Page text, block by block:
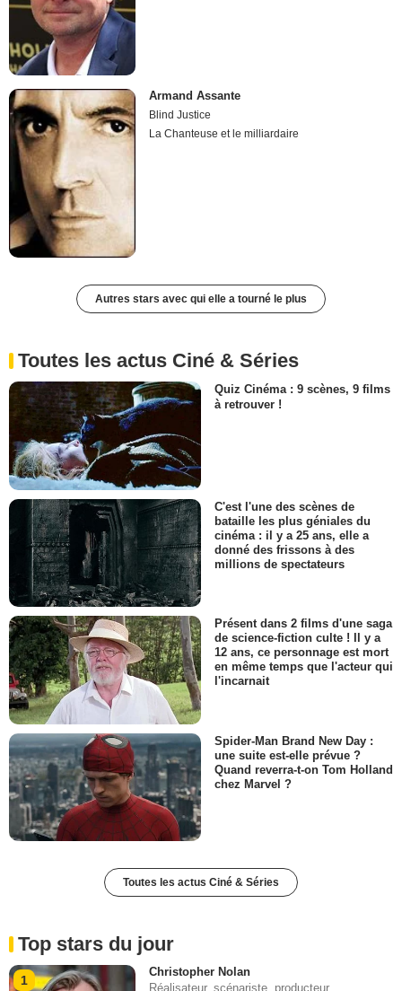
Armand Assante
Blind Justice
La Chanteuse et le milliardaire
Autres stars avec qui elle a tourné le plus
Toutes les actus Ciné & Séries
Quiz Cinéma : 9 scènes, 9 films
à retrouver !
C'est l'une des scènes de
bataille les plus géniales du
cinéma : il y a 25 ans, elle a
donné des frissons à des
millions de spectateurs
Présent dans 2 films d'une saga
de science-fiction culte ! Il y a
12 ans, ce personnage est mort
en même temps que l'acteur qui
l'incarnait
Spider-Man Brand New Day :
une suite est-elle prévue ?
Quand reverra-t-on Tom Holland
chez Marvel ?
Toutes les actus Ciné & Séries
Top stars du jour
1
Christopher Nolan
Réalisateur, scénariste, producteur